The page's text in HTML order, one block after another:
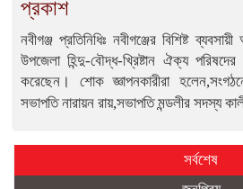
প্রকাশ
নবীগঞ্জ প্রতিনিধিঃ নবীগঞ্জের বিশিষ্ট
উপজেলা হিন্দু-বৌদ্ধ-খ্রিষ্টান ঐক্য
করেছেন। শোক জ্ঞাপনকারীরা
সভাপতি নারায়ন রায়,সভাপতি মন্ডলীর সদস্য
সর্বশেষ